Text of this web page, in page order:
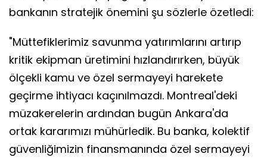
bankanın stratejik önemini şu sözlerle özetledi:
"Müttefiklerimiz savunma yatırımlarını artırıp
kritik ekipman üretimini hızlandırırken, büyük
ölçekli kamu ve özel sermayeyi harekete
geçirme ihtiyacı kaçınılmazdı. Montreal'deki
müzakerelerin ardından bugün Ankara'da
ortak kararımızı mühürledik. Bu banka, kolektif
güvenliğimizin finansmanında özel sermayeyi